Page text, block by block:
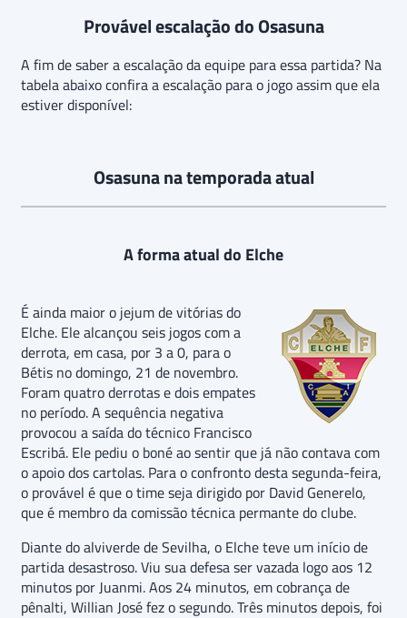
Provável escalação do Osasuna
A fim de saber a escalação da equipe para essa partida? Na
tabela abaixo confira a escalação para o jogo assim que ela
estiver disponível:
Osasuna na temporada atual
A forma atual do Elche
É ainda maior o jejum de vitórias do
Elche. Ele alcançou seis jogos com a
derrota, em casa, por 3 a 0, para o
Bétis no domingo, 21 de novembro.
Foram quatro derrotas e dois empates
no período. A sequência negativa
provocou a saída do técnico Francisco
Escribá. Ele pediu o boné ao sentir que já não contava com
o apoio dos cartolas. Para o confronto desta segunda-feira,
o provável é que o time seja dirigido por David Generelo,
que é membro da comissão técnica permante do clube.
Diante do alviverde de Sevilha, o Elche teve um início de
partida desastroso. Viu sua defesa ser vazada logo aos 12
minutos por Juanmi. Aos 24 minutos, em cobrança de
pênalti, Willian José fez o segundo. Três minutos depois, foi